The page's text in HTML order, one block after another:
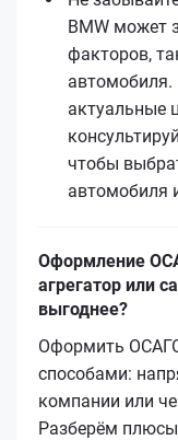
BMW может
факторов,
автомобиля.
актуальные
чтобы
автомобиля
Оформление
агрегатор или
выгоднее?
Оформить
способами:
компании или
Разберём